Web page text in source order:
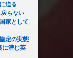
迫る
らない
家として
定の実態
に潜む英